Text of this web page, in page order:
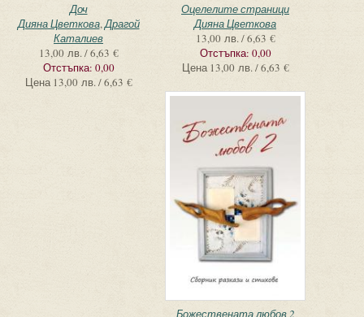
Доч
Дияна Цветкова,Драгой
Каталиев
13,00 лв. / 6,63 €
Отстъпка: 0,00
Цена 13,00 лв. / 6,63 €
Оцелелите страници
Дияна Цветкова
13,00 лв. / 6,63 €
Отстъпка: 0,00
Цена 13,00 лв. / 6,63 €
Божествената любов 2